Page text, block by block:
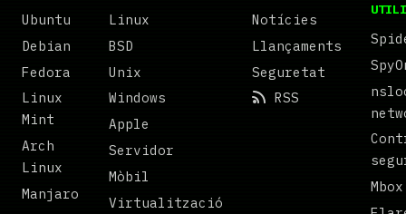
Ubuntu
Debian
Fedora
Linux
Mint
Arch
Linux
Manjaro
Linux
BSD
Unix
Windows
Apple
Servidor
Mòbil
Virtualització
Notícies
Llançaments
Seguretat
RSS